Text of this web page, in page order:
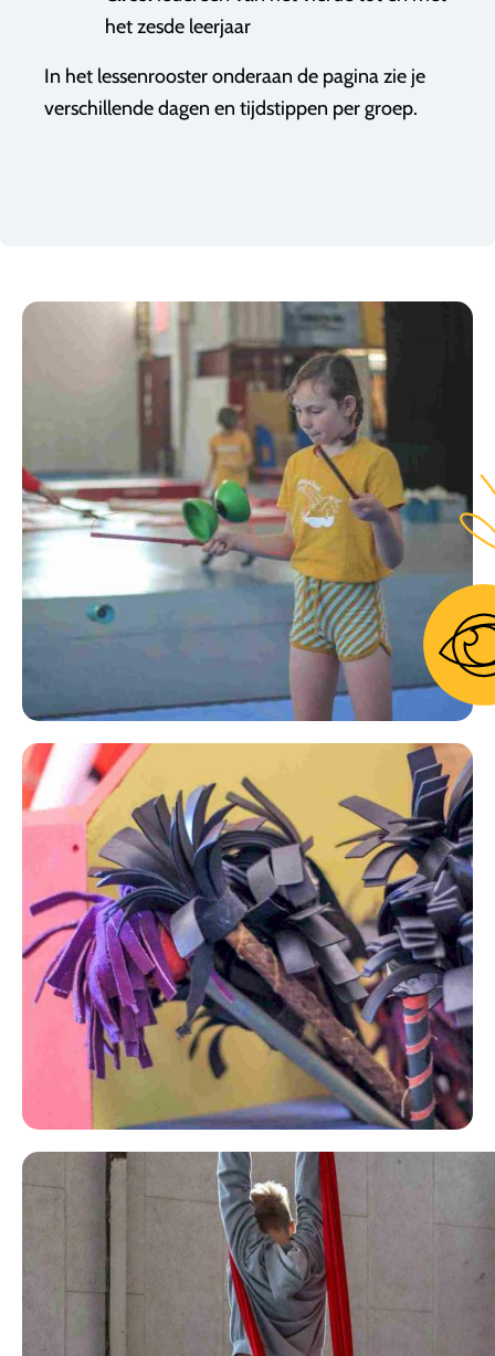
het zesde leerjaar
In het lessenrooster onderaan de pagina zie je
verschillende dagen en tijdstippen per groep.